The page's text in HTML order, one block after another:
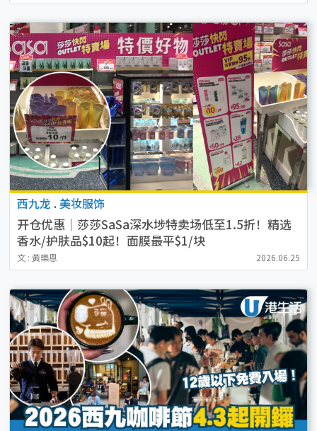
西九龙 . 美妆服饰
开仓优惠｜莎莎SaSa深水埗特卖场低至1.5折！精选
香水/护肤品$10起！面膜最平$1/块
文 : 黃樂恩 2026.06.25